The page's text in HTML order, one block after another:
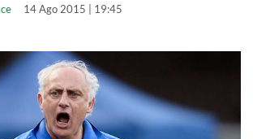
14 Ago 2015 | 19:45